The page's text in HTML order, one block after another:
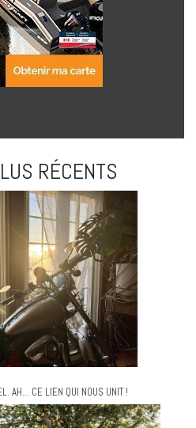
RÉCENTS
AH… CE LIEN QUI NOUS UNIT !